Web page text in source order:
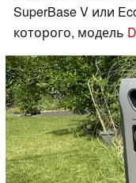
SuperBase V или
которого, модель